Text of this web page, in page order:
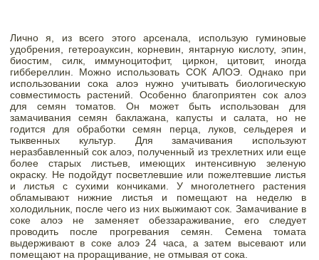
Лично я, из всего этого арсенала, использую гуминовые
удобрения, гетероауксин, корневин, янтарную кислоту, эпин,
биостим, силк, иммуноцитофит, циркон, цитовит, иногда
гиббереллин. Можно использовать СОК АЛОЭ. Однако при
использовании сока алоэ нужно учитывать биологическую
совместимость растений. Особенно благоприятен сок алоэ
для семян томатов. Он может быть использован для
замачивания семян баклажана, капусты и салата, но не
годится для обработки семян перца, луков, сельдерея и
тыквенных культур. Для замачивания используют
неразбавленный сок алоэ, полученный из трехлетних или еще
более старых листьев, имеющих интенсивную зеленую
окраску. Не подойдут посветлевшие или пожелтевшие листья
и листья с сухими кончиками. У многолетнего растения
обламывают нижние листья и помещают на неделю в
холодильник, после чего из них выжимают сок. Замачивание в
соке алоэ не заменяет обеззараживание, его следует
проводить после прогревания семян. Семена томата
выдерживают в соке алоэ 24 часа, а затем высевают или
помещают на проращивание, не отмывая от сока.